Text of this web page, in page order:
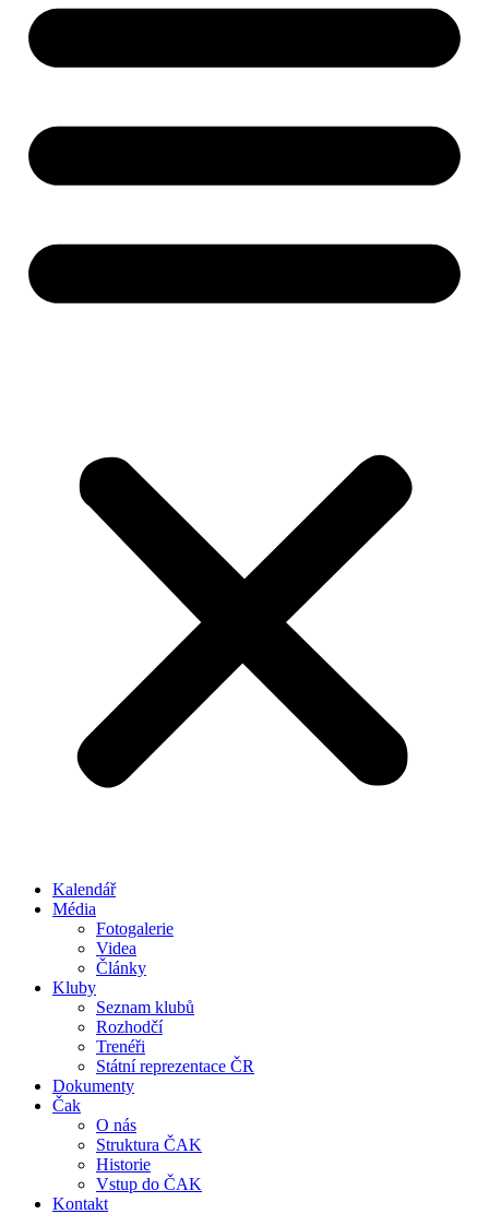
Kalendář
Média
Fotogalerie
Videa
Články
Kluby
Seznam klubů
Rozhodčí
Trenéři
Státní reprezentace ČR
Dokumenty
Čak
O nás
Struktura ČAK
Historie
Vstup do ČAK
Kontakt